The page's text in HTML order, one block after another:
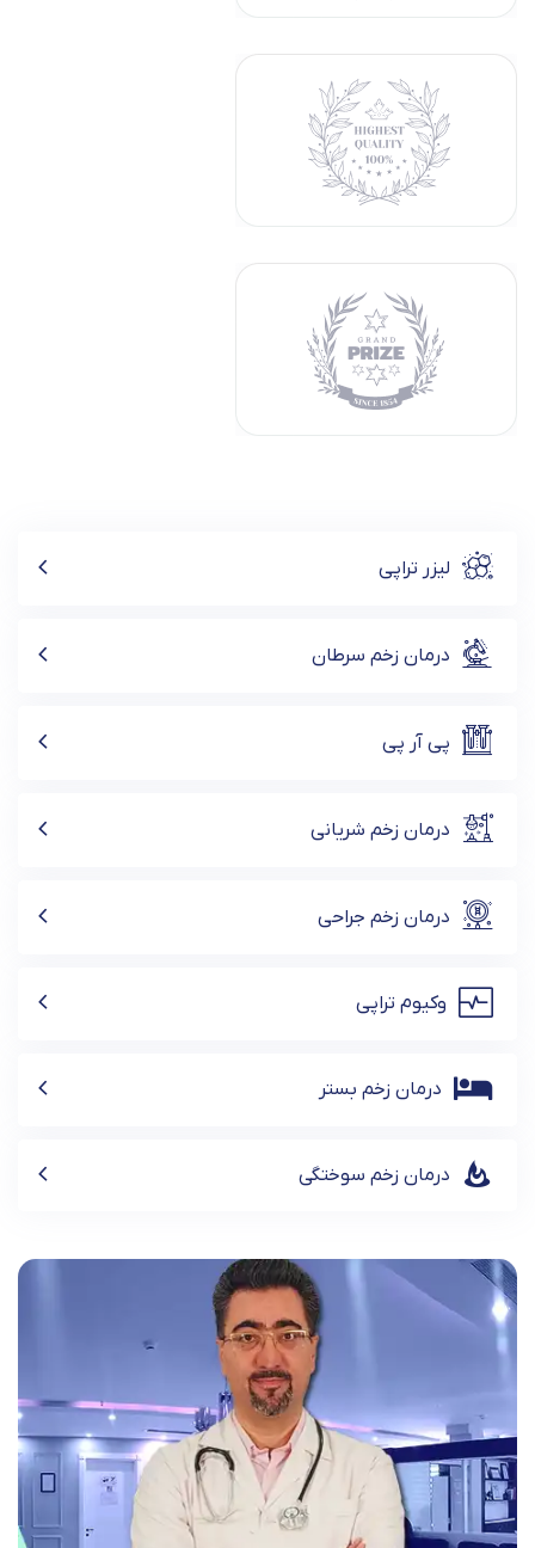
لیزر تراپی
درمان زخم سرطان
پی آر پی
درمان زخم شریانی
درمان زخم جراحی
وکیوم تراپی
درمان زخم بستر
درمان زخم سوختگی